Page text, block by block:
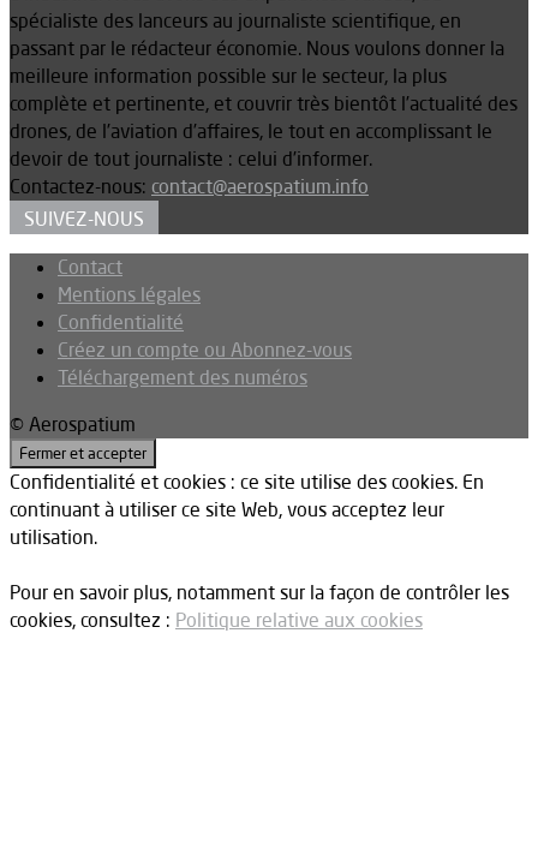
spécialiste des lanceurs au journaliste scientifique, en
passant par le rédacteur économie. Nous voulons donner la
meilleure information possible sur le secteur, la plus
complète et pertinente, et couvrir très bientôt l’actualité des
drones, de l’aviation d’affaires, le tout en accomplissant le
devoir de tout journaliste : celui d’informer.
Contactez-nous: contact@aerospatium.info
SUIVEZ-NOUS
Contact
Mentions légales
Confidentialité
Créez un compte ou Abonnez-vous
Téléchargement des numéros
© Aerospatium
Confidentialité et cookies : ce site utilise des cookies. En
continuant à utiliser ce site Web, vous acceptez leur
utilisation.
Pour en savoir plus, notamment sur la façon de contrôler les
cookies, consultez : Politique relative aux cookies